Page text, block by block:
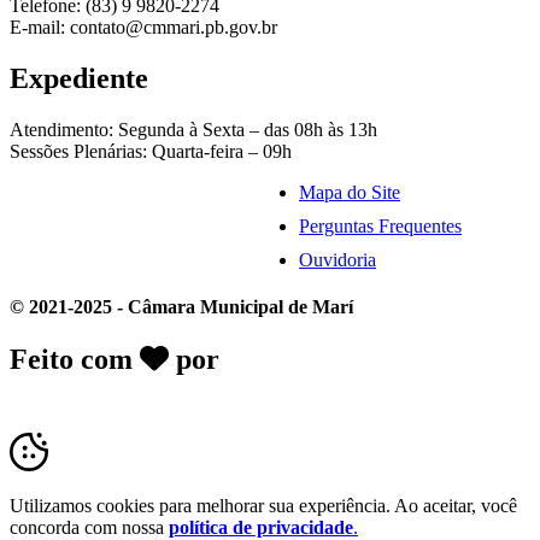
Telefone: (83) 9 9820-2274
E-mail: contato@cmmari.pb.gov.br
Expediente
Atendimento: Segunda à Sexta – das 08h às 13h
Sessões Plenárias: Quarta-feira – 09h
Mapa do Site
Perguntas Frequentes
Ouvidoria
© 2021-2025 - Câmara Municipal de Marí
Feito com por
Utilizamos cookies para melhorar sua experiência. Ao aceitar, você
concorda com nossa política de privacidade.